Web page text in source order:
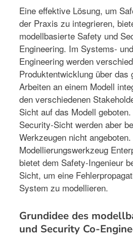
Eine effektive Lösung, um
der Praxis zu integrieren,
modellbasierte Safety und
Engineering. Im Systems-
Engineering werden
Produktentwicklung über das
Arbeiten an einem Modell
den verschiedenen
Sicht auf das Modell
Security-Sicht werden aber
Werkzeugen nicht
Modellierungswerkzeug
bietet dem Safety-Ingenieur
Sicht, um eine
System zu modellieren.
Grundidee des
und Security Co-